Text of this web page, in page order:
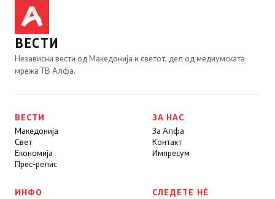
ВЕСТИ
Независни вести од Македонија и светот, дел од медиумската
мрежа ТВ Алфа.
ВЕСТИ
Македонија
Свет
Економија
Прес-релис
ЗА НАС
За Алфа
Контакт
Импресум
ИНФО
СЛЕДЕТЕ НÉ